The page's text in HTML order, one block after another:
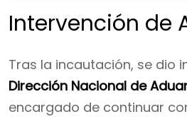
Intervención de
Tras la incautación, se dio
Dirección Nacional de
encargado de continuar